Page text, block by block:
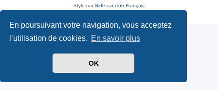
En poursuivant votre navigation, vous acceptez
l’utilisation de cookies. En savoir plus
OK
Style parSide-car club Français